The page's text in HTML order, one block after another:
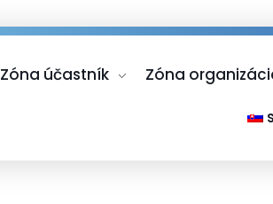
Zóna účastník Zóna